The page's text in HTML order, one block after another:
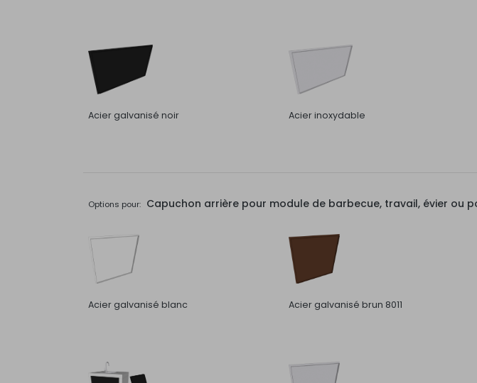
Acier galvanisé noir Acier inoxydable
Options pour: Capuchon arrière pour module de barbecue, travail, évier ou
Acier galvanisé blanc Acier galvanisé brun 8011